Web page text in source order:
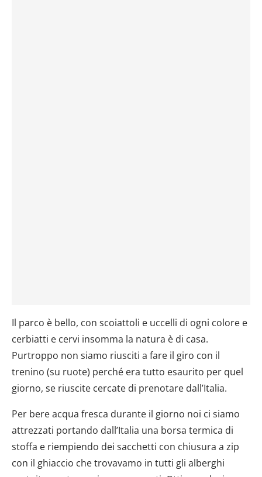
Il parco è bello, con scoiattoli e uccelli di ogni colore e
cerbiatti e cervi insomma la natura è di casa.
Purtroppo non siamo riusciti a fare il giro con il
trenino (su ruote) perché era tutto esaurito per quel
giorno, se riuscite cercate di prenotare dall’Italia.
Per bere acqua fresca durante il giorno noi ci siamo
attrezzati portando dall’Italia una borsa termica di
stoffa e riempiendo dei sacchetti con chiusura a zip
con il ghiaccio che trovavamo in tutti gli alberghi